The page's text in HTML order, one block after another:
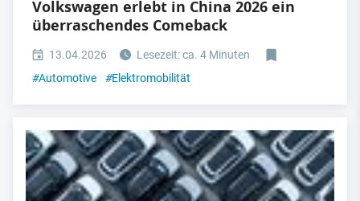
Volkswagen erlebt in China 2026 ein
überraschendes Comeback
13.04.2026
Lesezeit: ca. 4 Minuten
#Automotive #Elektromobilität